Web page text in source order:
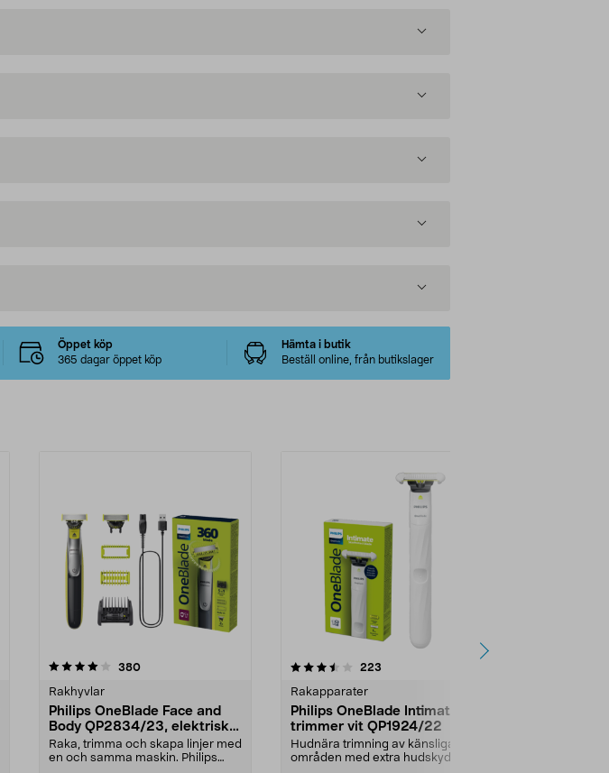
Öppet köp
365 dagar öppet köp
Hämta i butik
Beställ online, från butikslager
380recensioner
Rakhyvlar
Philips OneBlade Face and
Body QP2834/23, elektrisk
rakhyvel
Raka, trimma och skapa linjer med
en och samma maskin. Philips
3.5 av 5 stjärnor 223
Rakapparater
Philips OneBlade Intimate
trimmer vit QP1924/22
Hudnära trimning av känsliga
områden med extra hudskydd.
4.0 av 5 stjärnor